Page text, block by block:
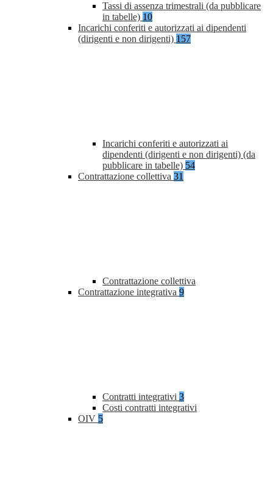
Tassi di assenza trimestrali (da pubblicare
in tabelle) 10
Incarichi conferiti e autorizzati ai dipendenti
(dirigenti e non dirigenti) 157
Incarichi conferiti e autorizzati ai
dipendenti (dirigenti e non dirigenti) (da
pubblicare in tabelle) 54
Contrattazione collettiva 31
Contrattazione collettiva
Contrattazione integrativa 9
Contratti integrativi 3
Costi contratti integrativi
OIV 5